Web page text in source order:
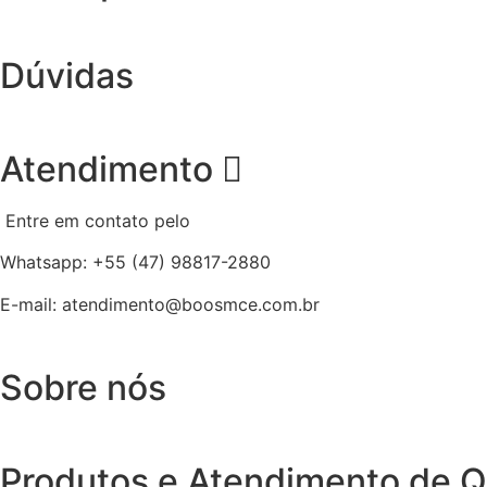
Dúvidas
Atendimento
Entre em contato pelo
Whatsapp: +55 (47) 98817-2880
E-mail: atendimento@boosmce.com.br
Sobre nós